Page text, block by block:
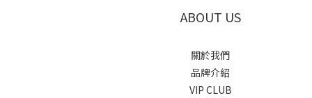
ABOUT US
關於我們
品牌介紹
VIP CLUB